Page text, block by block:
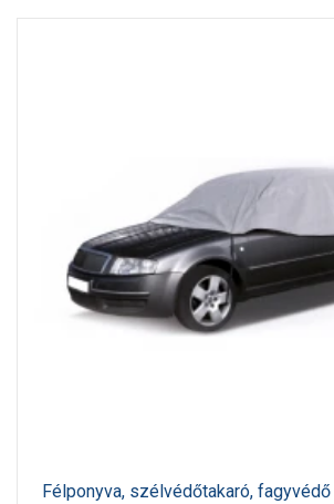
Félponyva, szélvédőtakaró,